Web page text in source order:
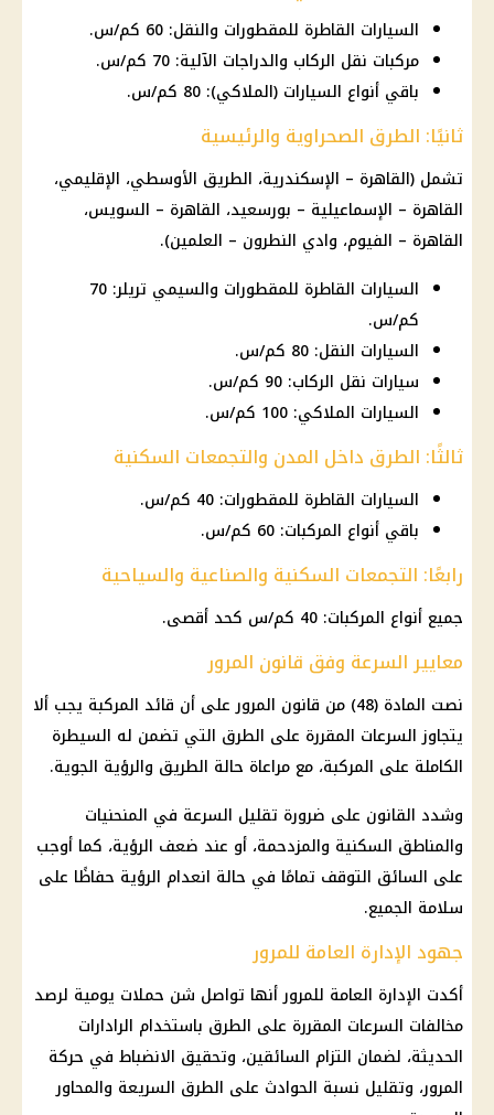
السيارات القاطرة للمقطورات والنقل: 60 كم/س.
مركبات نقل الركاب والدراجات الآلية: 70 كم/س.
باقي أنواع السيارات (الملاكي): 80 كم/س.
ثانيًا: الطرق الصحراوية والرئيسية
تشمل (القاهرة – الإسكندرية، الطريق الأوسطي، الإقليمي،
القاهرة – الإسماعيلية – بورسعيد، القاهرة – السويس،
القاهرة – الفيوم، وادي النطرون – العلمين).
السيارات القاطرة للمقطورات والسيمي تريلر: 70
كم/س.
السيارات النقل: 80 كم/س.
سيارات نقل الركاب: 90 كم/س.
السيارات الملاكي: 100 كم/س.
ثالثًا: الطرق داخل المدن والتجمعات السكنية
السيارات القاطرة للمقطورات: 40 كم/س.
باقي أنواع المركبات: 60 كم/س.
رابعًا: التجمعات السكنية والصناعية والسياحية
جميع أنواع المركبات: 40 كم/س كحد أقصى.
معايير السرعة وفق قانون المرور
نصت المادة (48) من قانون المرور على أن قائد المركبة يجب ألا
يتجاوز السرعات المقررة على الطرق التي تضمن له السيطرة
الكاملة على المركبة، مع مراعاة حالة الطريق والرؤية الجوية.
وشدد القانون على ضرورة تقليل السرعة في المنحنيات
والمناطق السكنية والمزدحمة، أو عند ضعف الرؤية، كما أوجب
على السائق التوقف تمامًا في حالة انعدام الرؤية حفاظًا على
سلامة الجميع.
جهود الإدارة العامة للمرور
أكدت الإدارة العامة للمرور أنها تواصل شن حملات يومية لرصد
مخالفات السرعات المقررة على الطرق باستخدام الرادارات
الحديثة، لضمان التزام السائقين، وتحقيق الانضباط في حركة
المرور، وتقليل نسبة الحوادث على الطرق السريعة والمحاور